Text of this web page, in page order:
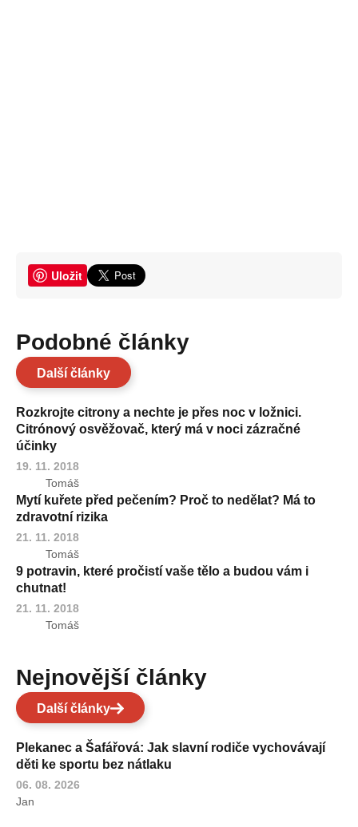
Uložit
Podobné články
Další články
Rozkrojte citrony a nechte je přes noc v ložnici.
Citrónový osvěžovač, který má v noci zázračné
účinky
19. 11. 2018
Tomáš
Mytí kuřete před pečením? Proč to nedělat? Má to
zdravotní rizika
21. 11. 2018
Tomáš
9 potravin, které pročistí vaše tělo a budou vám i
chutnat!
21. 11. 2018
Tomáš
Nejnovější články
Další články
Plekanec a Šafářová: Jak slavní rodiče vychovávají
děti ke sportu bez nátlaku
06. 08. 2026
Jan